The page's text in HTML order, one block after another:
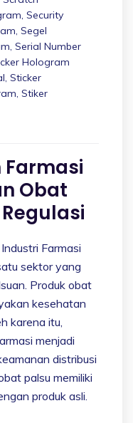
, Security
, Segel
, Serial Number
Hologram
, Sticker
, Stiker
Farmasi
Obat
Farmasi
sektor yang
Produk obat
kesehatan
karena itu,
menjadi
distribusi
palsu memiliki
produk asli.